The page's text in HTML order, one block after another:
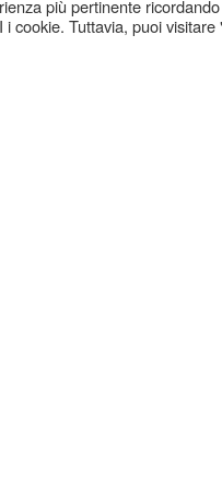
più pertinente
cookie. Tuttavia, puoi